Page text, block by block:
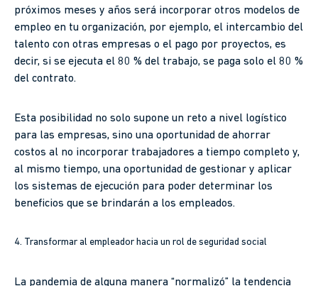
próximos meses y años será incorporar otros modelos de
empleo en tu organización, por ejemplo, el intercambio del
talento con otras empresas o el pago por proyectos, es
decir, si se ejecuta el 80 % del trabajo, se paga solo el 80 %
del contrato.
Esta posibilidad no solo supone un reto a nivel logístico
para las empresas, sino una oportunidad de ahorrar
costos al no incorporar trabajadores a tiempo completo y,
al mismo tiempo, una oportunidad de gestionar y aplicar
los sistemas de ejecución para poder determinar los
beneficios que se brindarán a los empleados.
4. Transformar al empleador hacia un rol de seguridad social
La pandemia de alguna manera “normalizó” la tendencia